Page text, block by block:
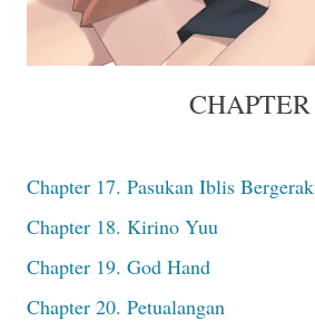
CHAPTER
Chapter 17. Pasukan Iblis Bergerak
Chapter 18. Kirino Yuu
Chapter 19. God Hand
Chapter 20. Petualangan